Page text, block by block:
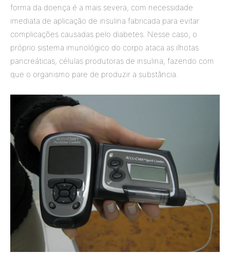
forma da doença é a mais severa, com necessidade
imediata de aplicação de insulina fabricada para evitar
complicações causadas pelo diabetes. Nesse caso, o
próprio sistema imunológico do corpo ataca as ilhotas
pancreáticas, células produtoras de insulina, fazendo com
que o organismo pare de produzir a substância.